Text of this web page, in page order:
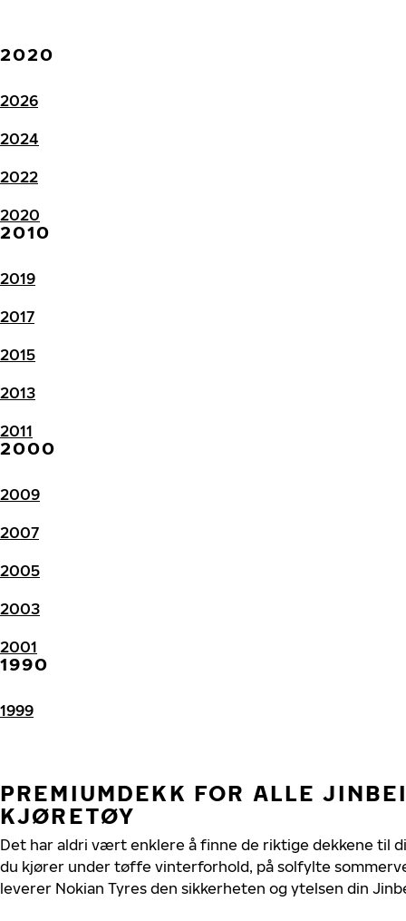
2020
2026
2024
2022
2020
2010
2019
2017
2015
2013
2011
2000
2009
2007
2005
2003
2001
1990
1999
PREMIUMDEKK FOR ALLE
KJØRETØY
Det har aldri vært enklere å finne de riktige dekkene til
du kjører under tøffe vinterforhold, på solfylte
leverer Nokian Tyres den sikkerheten og ytelsen din